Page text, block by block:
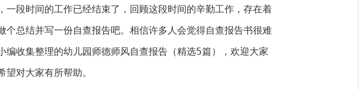
一段时间的工作已经结束了，回顾这段时间的辛勤工作，存在着
个总结并写一份自查报告吧。相信许多人会觉得自查报告书很难
编收集整理的幼儿园师德师风自查报告（精选5篇），欢迎大家
望对大家有所帮助。